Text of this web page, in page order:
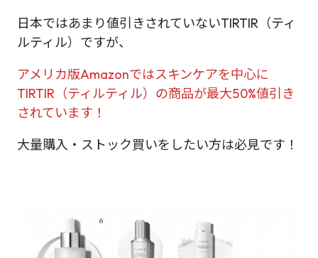
日本ではあまり値引きされていないTIRTIR（ティ
ルティル）ですが、
アメリカ版Amazonではスキンケアを中心に
TIRTIR（ティルティル）の商品が最大50%値引き
されています！
大量購入・ストック買いをしたい方は必見です！